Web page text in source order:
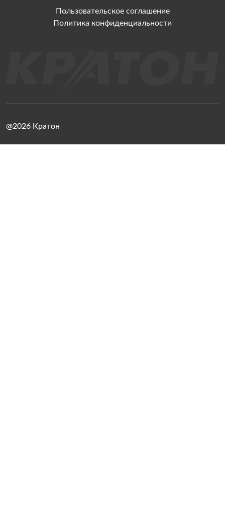
Пользовательское соглашение
Политика конфиденциальности
@2026 Кратон